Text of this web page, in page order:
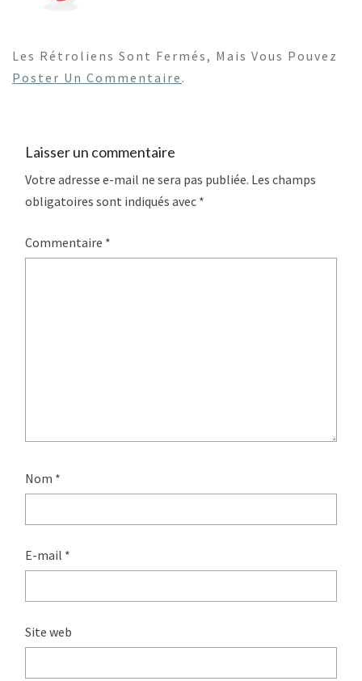
Les Rétroliens Sont Fermés, Mais Vous Pouvez
Poster Un Commentaire .
Laisser un commentaire
Votre adresse e-mail ne sera pas publiée. Les champs
obligatoires sont indiqués avec *
Commentaire *
Nom *
E-mail *
Site web